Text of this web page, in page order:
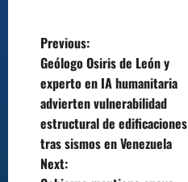
P
o
s
t
Previous:
Geólogo Osiris de León y
experto en IA humanitaria
advierten vulnerabilidad
estructural de edificaciones
tras sismos en Venezuela
Next: